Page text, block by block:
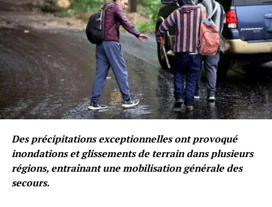
Des précipitations exceptionnelles ont provoqué
inondations et glissements de terrain dans plusieurs
régions, entraînant une mobilisation générale des
secours.